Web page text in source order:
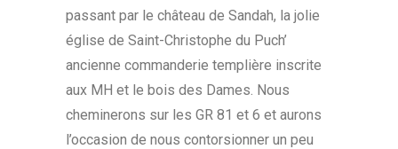
passant par le château de Sandah, la jolie
église de Saint-Christophe du Puch’
ancienne commanderie templière inscrite
aux MH et le bois des Dames. Nous
cheminerons sur les GR 81 et 6 et aurons
l’occasion de nous contorsionner un peu